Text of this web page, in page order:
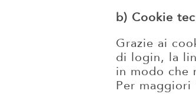
b) Cookie
Grazie ai
di login, la
in modo che
Per maggiori